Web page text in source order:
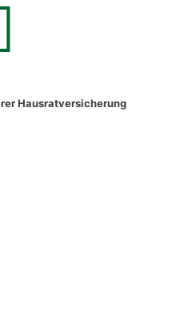
Hausratversicherung